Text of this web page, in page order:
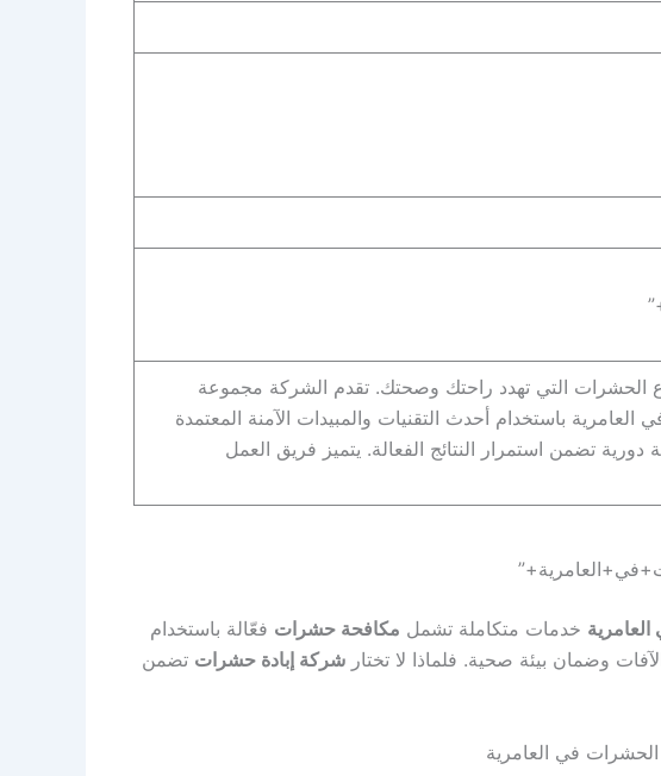
الحشرات التي تهدد راحتك وصحتك. تقدم الشركة مجموعة
باستخدام أحدث التقنيات والمبيدات الآمنة المعتمدة
تضمن استمرار النتائج الفعالة. يتميز فريق العمل
خدمات متكاملة تشمل مكافحة حشرات فعّالة باستخدام
وضمان بيئة صحية. فلماذا لا تختار شركة إبادة حشرات تضمن
في العامرية